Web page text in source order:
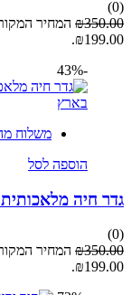
(0)
₪350.00 המחיר המקורי
₪199.00.
-43%
משלוח
הוספה לסל
גדר חיה
(0)
₪350.00 המחיר המקורי
₪199.00.